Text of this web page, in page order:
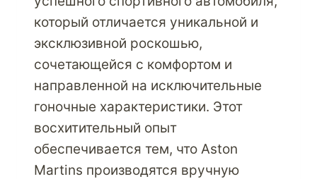
который отличается уникальной и
эксклюзивной роскошью,
сочетающейся с комфортом и
направленной на исключительные
гоночные характеристики. Этот
восхитительный опыт
обеспечивается тем, что Aston
Martins производятся вручную